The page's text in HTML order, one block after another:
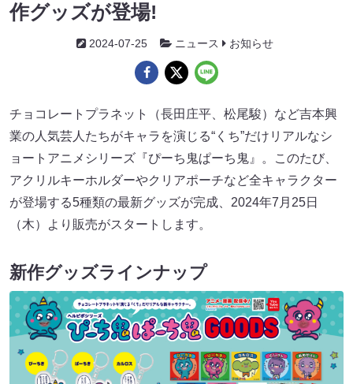
作グッズが登場!
2024-07-25 ニュース お知らせ
チョコレートプラネット（長田庄平、松尾駿）など吉本興
業の人気芸人たちがキャラを演じる“くち”だけリアルなシ
ョートアニメシリーズ『ぴーち鬼ぱーち鬼』。このたび、
アクリルキーホルダーやクリアポーチなど全キャラクター
が登場する5種類の最新グッズが完成、2024年7月25日
（木）より販売がスタートします。
新作グッズラインナップ